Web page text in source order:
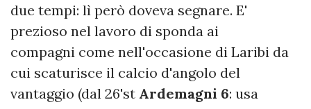
due tempi: lì però doveva segnare. E'
prezioso nel lavoro di sponda ai
compagni come nell'occasione di Laribi da
cui scaturisce il calcio d'angolo del
vantaggio (dal 26'st Ardemagni 6: usa